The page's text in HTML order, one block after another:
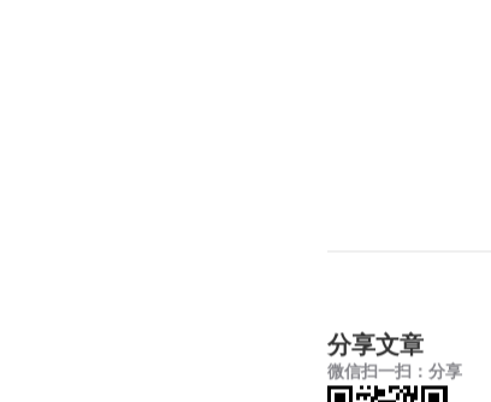
分享文章
微信扫一扫：分享
地址：厦门市湖里区枋湖北二路1511-1515号